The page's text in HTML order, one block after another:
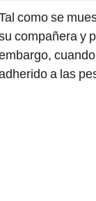
como se
compañera y
a las